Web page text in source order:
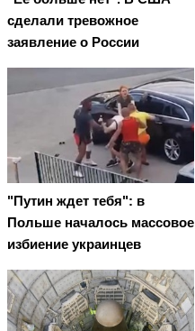
сделали тревожное
заявление о России
"Путин ждет тебя": в
Польше началось массовое
избиение украинцев